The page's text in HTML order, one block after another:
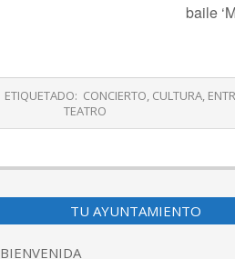
baile
ETIQUETADO: CONCIERTO, CULTURA,
TEATRO
TU AYUNTAMIENTO
BIENVENIDA